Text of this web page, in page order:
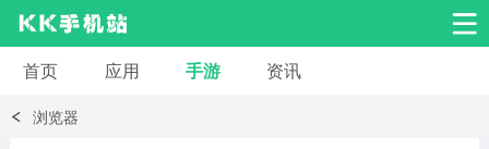
安卓应用
首页 应用 手游 资讯
浏览器